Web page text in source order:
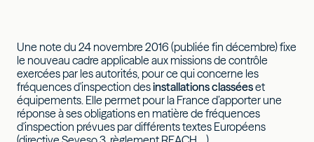
Une note du 24 novembre 2016 (publiée fin décembre) fixe
le nouveau cadre applicable aux missions de contrôle
exercées par les autorités, pour ce qui concerne les
fréquences d'inspection desinstallations classéeset
équipements. Elle permet pour la France d’apporter une
réponse à ses obligations en matière de fréquences
d'inspection prévues par différents textes Européens